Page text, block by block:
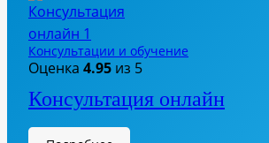
Консультации и обучение
Оценка 4.95 из 5
Консультация онлайн